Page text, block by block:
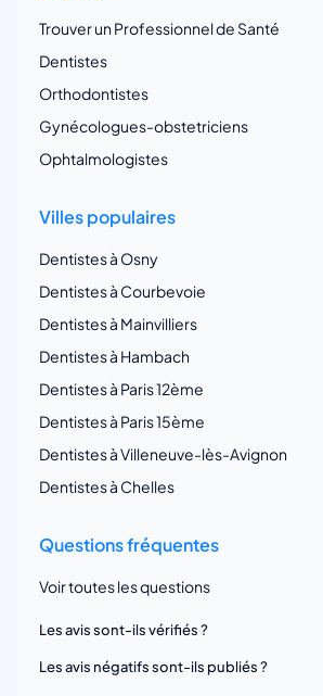
Trouver un Professionnel de Santé
Dentistes
Orthodontistes
Gynécologues-obstetriciens
Ophtalmologistes
Villes populaires
Dentistes à Osny
Dentistes à Courbevoie
Dentistes à Mainvilliers
Dentistes à Hambach
Dentistes à Paris 12ème
Dentistes à Paris 15ème
Dentistes à Villeneuve-lès-Avignon
Dentistes à Chelles
Questions fréquentes
Voir toutes les questions
Les avis sont-ils vérifiés ?
Les avis négatifs sont-ils publiés ?